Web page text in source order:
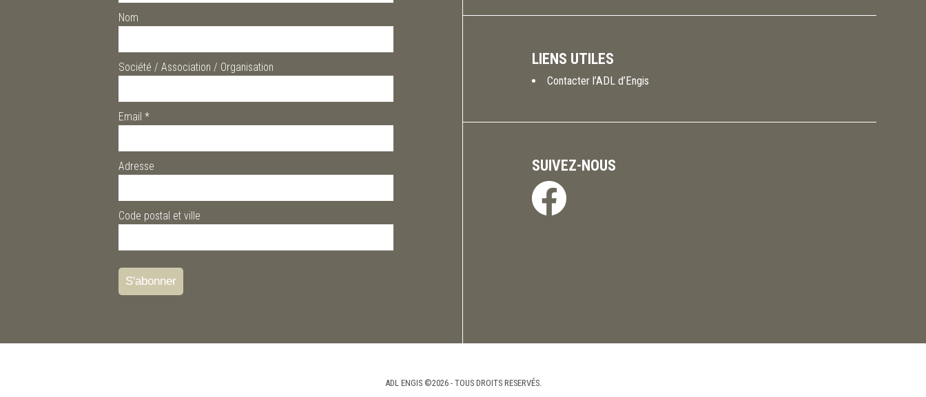
Nom
Société / Association / Organisation
Email *
Adresse
Code postal et ville
LIENS UTILES
Contacter l’ADL d’Engis
SUIVEZ-NOUS
ADL ENGIS ©2026 - TOUS DROITS RESERVÉS.